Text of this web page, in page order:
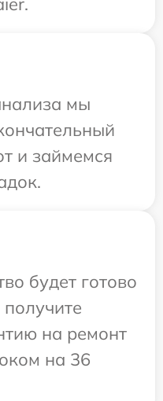
мы
и займемся
будет готово
на ремонт
на 36